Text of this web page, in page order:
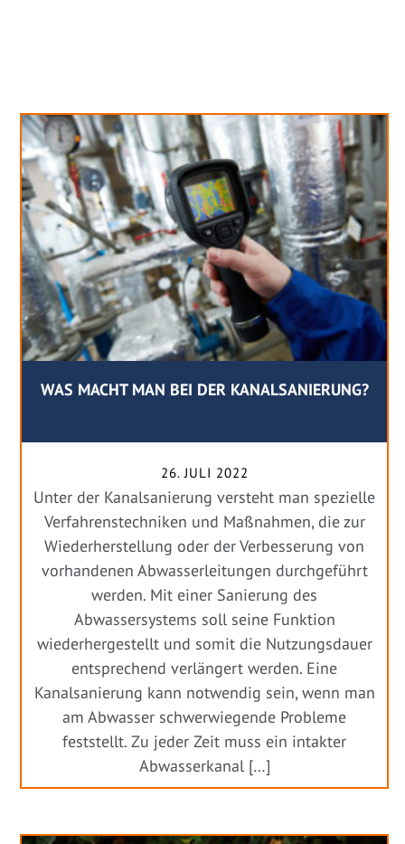
WAS MACHT MAN BEI DER KANALSANIERUNG?
26. JULI 2022
Unter der Kanalsanierung versteht man spezielle
Verfahrenstechniken und Maßnahmen, die zur
Wiederherstellung oder der Verbesserung von
vorhandenen Abwasserleitungen durchgeführt
werden. Mit einer Sanierung des
Abwassersystems soll seine Funktion
wiederhergestellt und somit die Nutzungsdauer
entsprechend verlängert werden. Eine
Kanalsanierung kann notwendig sein, wenn man
am Abwasser schwerwiegende Probleme
feststellt. Zu jeder Zeit muss ein intakter
Abwasserkanal […]